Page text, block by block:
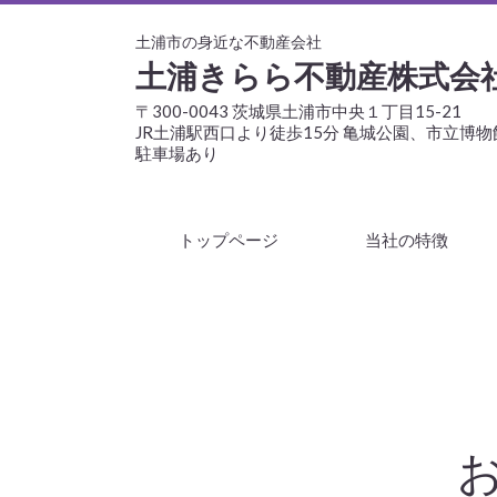
土浦市の身近な不動産会社
土浦きらら不動産株式会
〒300-0043 茨城県土浦市中央１丁目15-21
JR土浦駅西口より徒歩15分 亀城公園、市立博
駐車場あり
トップページ 当社の特徴